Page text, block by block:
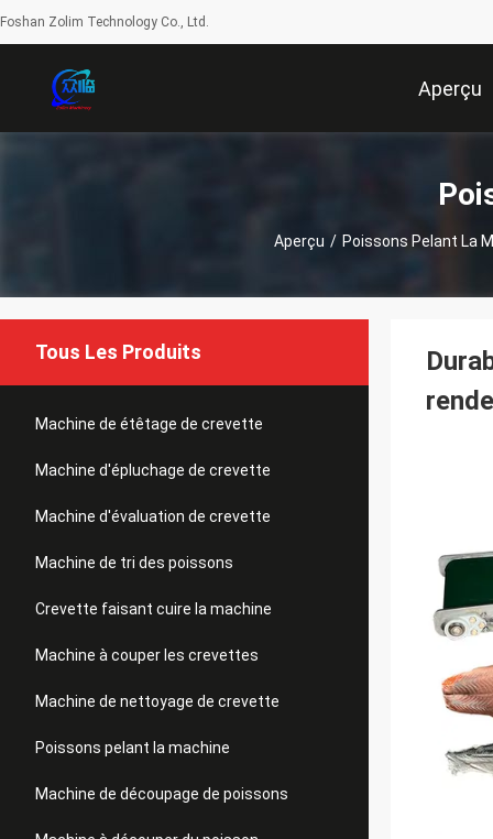
Foshan Zolim Technology Co., Ltd.
Aperçu
Aperçu / Poissons Pelant La
Tous Les Produits
Machine de étêtage de crevette
Machine d'épluchage de crevette
Machine d'évaluation de crevette
Machine de tri des poissons
Crevette faisant cuire la machine
Machine à couper les crevettes
Machine de nettoyage de crevette
Poissons pelant la machine
Machine de découpage de poissons